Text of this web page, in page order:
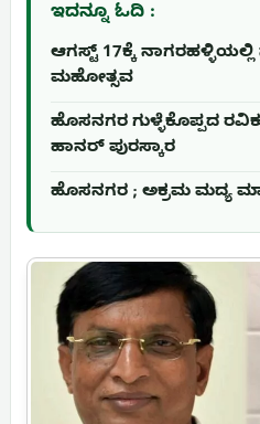
ಇದನ್ನೂ ಓದಿ :
ಆಗಸ್ಟ್ 17ಕ್ಕೆ
ಮಹೋತ್ಸವ
ಹೊಸನಗರ ಗುಳ್ಳೆಕೊಪ್ಪದ
ಹಾನರ್ ಪುರಸ್ಕಾರ
ಹೊಸನಗರ ; ಅಕ್ರಮ ಮದ್ಯ